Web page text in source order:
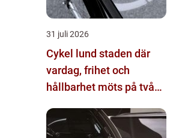
31 juli 2026
Cykel lund staden där
vardag, frihet och
hållbarhet möts på två